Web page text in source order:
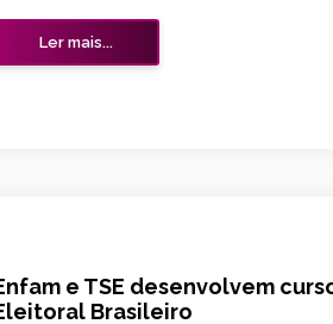
Ler mais...
e TSE desenvolvem
Brasileiro